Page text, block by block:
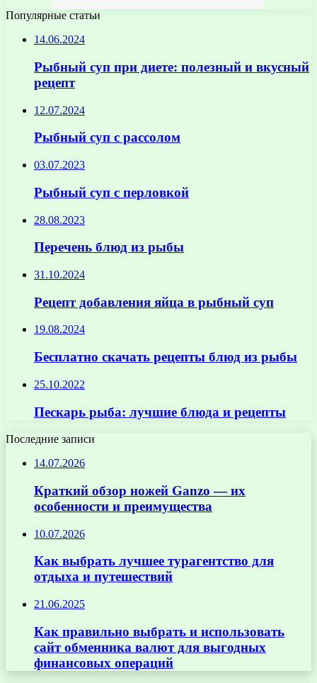
Популярные статьи
14.06.2024
Рыбный суп при диете: полезный и вкусный
рецепт
12.07.2024
Рыбный суп с рассолом
03.07.2023
Рыбный суп с перловкой
28.08.2023
Перечень блюд из рыбы
31.10.2024
Рецепт добавления яйца в рыбный суп
19.08.2024
Бесплатно скачать рецепты блюд из рыбы
25.10.2022
Пескарь рыба: лучшие блюда и рецепты
Последние записи
14.07.2026
Краткий обзор ножей Ganzo — их
особенности и преимущества
10.07.2026
Как выбрать лучшее турагентство для
отдыха и путешествий
21.06.2025
Как правильно выбрать и использовать
сайт обменника валют для выгодных
финансовых операций